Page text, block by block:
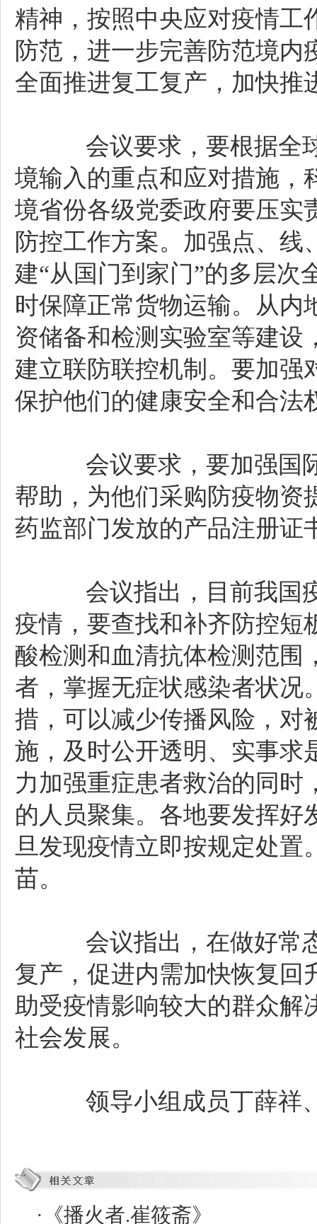
精神，按照中央应对疫情工
防范，进一步完善防范境
全面推进复工复产，加快推
会议要求，要根据全球
境输入的重点和应对措施，
境省份各级党委政府要压实
防控工作方案。加强点、
建“从国门到家门”的多层次
时保障正常货物运输。从内
资储备和检测实验室等建设
建立联防联控机制。要加强
保护他们的健康安全和合法
会议要求，要加强国际
帮助，为他们采购防疫物资
药监部门发放的产品注册证
会议指出，目前我国疫
疫情，要查找和补齐防控短
酸检测和血清抗体检测范围
者，掌握无症状感染者状况
措，可以减少传播风险，对
施，及时公开透明、实事求
力加强重症患者救治的同时
的人员聚集。各地要发挥好
旦发现疫情立即按规定处置
苗。
会议指出，在做好常态
复产，促进内需加快恢复回
助受疫情影响较大的群众解
社会发展。
领导小组成员丁薛祥、
· 《播火者.崔筱斋》